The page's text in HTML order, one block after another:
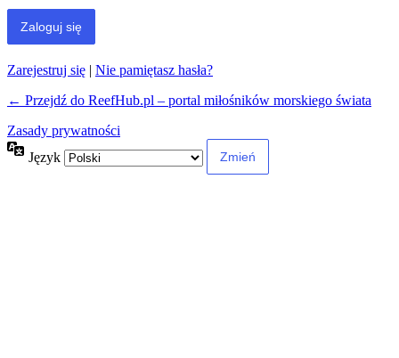
Zarejestruj się | Nie pamiętasz hasła?
← Przejdź do ReefHub.pl – portal miłośników morskiego świata
Zasady prywatności
Język